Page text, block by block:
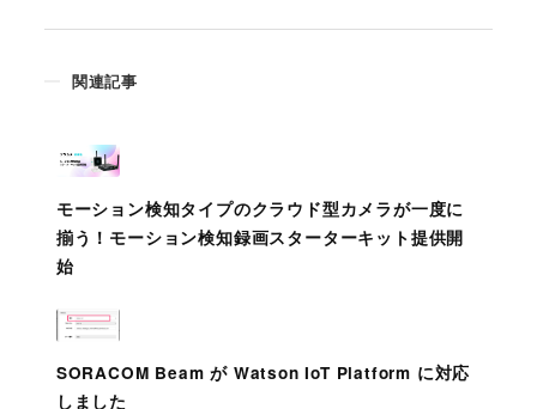
関連記事
モーション検知タイプのクラウド型カメラが一度に
揃う！モーション検知録画スターターキット提供開
始
SORACOM Beam が Watson IoT Platform に対応
しました